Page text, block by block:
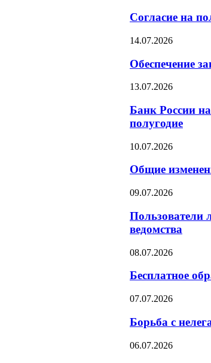
Согласие на
14.07.2026
Обеспечение
13.07.2026
Банк России
полугодие
10.07.2026
Общие
09.07.2026
Пользователи
ведомства
08.07.2026
Бесплатное
07.07.2026
Борьба с
06.07.2026